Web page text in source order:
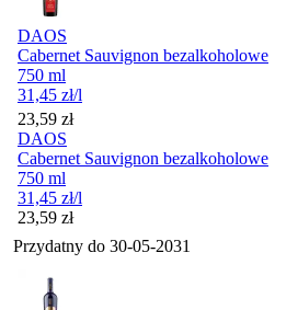
DAOS
Cabernet Sauvignon bezalkoholowe
750 ml
31,45 zł/l
Cena
23,59 zł
DAOS
Cabernet Sauvignon bezalkoholowe
750 ml
31,45 zł/l
Cena
23,59 zł
Przydatny do 30-05-2031